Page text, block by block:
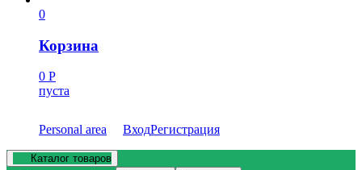
0
Корзина
0 Р
пуста
Personal area ВходРегистрация
Каталог товаров